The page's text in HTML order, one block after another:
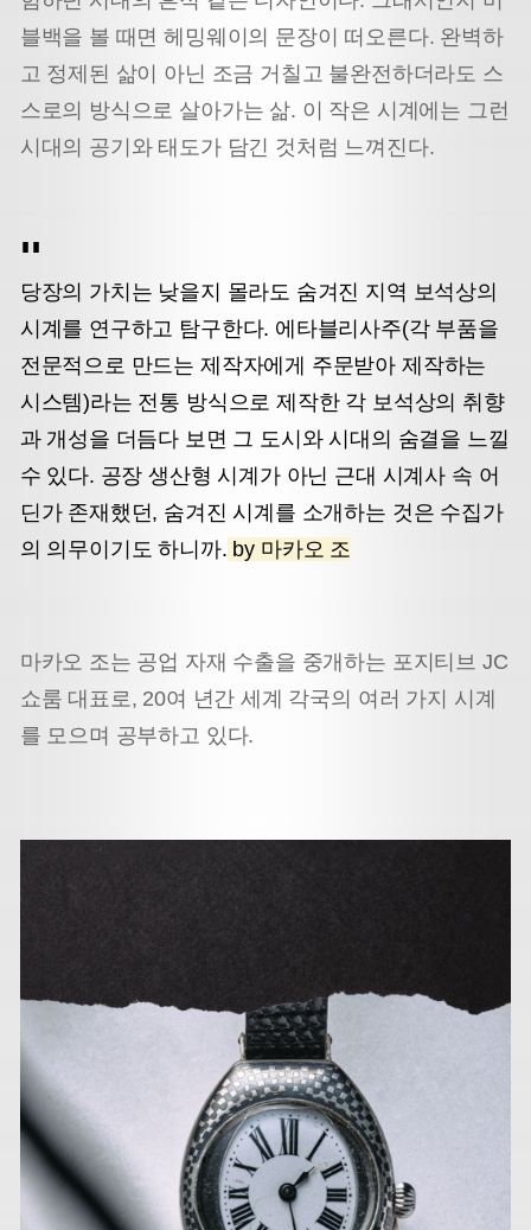
블백을 볼 때면 헤밍웨이의 문장이 떠오른다. 완벽하
고 정제된 삶이 아닌 조금 거칠고 불완전하더라도 스
스로의 방식으로 살아가는 삶. 이 작은 시계에는 그런
시대의 공기와 태도가 담긴 것처럼 느껴진다.
당장의 가치는 낮을지 몰라도 숨겨진 지역 보석상의
시계를 연구하고 탐구한다. 에타블리사주(각 부품을
전문적으로 만드는 제작자에게 주문받아 제작하는
시스템)라는 전통 방식으로 제작한 각 보석상의 취향
과 개성을 더듬다 보면 그 도시와 시대의 숨결을 느낄
수 있다. 공장 생산형 시계가 아닌 근대 시계사 속 어
딘가 존재했던, 숨겨진 시계를 소개하는 것은 수집가
의 의무이기도 하니까. by 마카오 조
마카오 조는 공업 자재 수출을 중개하는 포지티브 JC
쇼룸 대표로, 20여 년간 세계 각국의 여러 가지 시계
를 모으며 공부하고 있다.